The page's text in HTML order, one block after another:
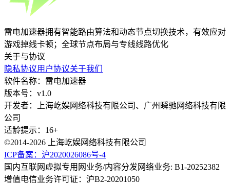
雷电加速器拥有智能路由算法和动态节点切换技术，有效应对
游戏掉线卡顿；全球节点布局与专线线路优化
关于与协议
隐私协议用户协议关于我们
软件名称：雷电加速器
版本号：v1.0
开发者：上海屹娱网络科技有限公司、广州瞬驰网络科技有限
公司
适龄提示：16+
©2014-2026 上海屹娱网络科技有限公司
ICP备案：沪2020026086号-4
国内互联网虚拟专用网业务/内容分发网络业务: B1-20252382
增值电信业务许可证：沪B2-20201050